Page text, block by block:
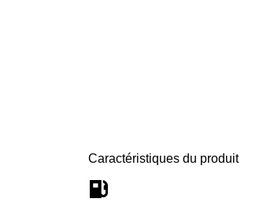
Caractéristiques du produit